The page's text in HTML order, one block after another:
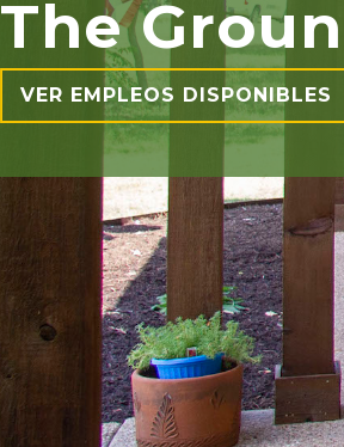
The
VER EMPLEOS DISPONIBLES